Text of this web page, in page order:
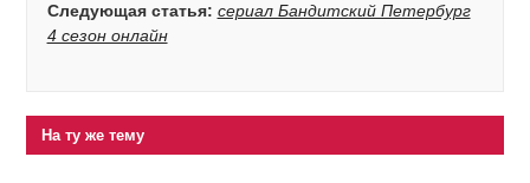
Следующая статья: сериал Бандитский Петербург
4 сезон онлайн
На ту же тему